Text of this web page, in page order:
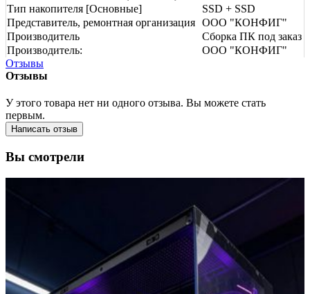
Тип накопителя [Основные]
SSD + SSD
Представитель, ремонтная организация ООО "КОНФИГ"
Производитель
Сборка ПК под заказ
Производитель:
ООО "КОНФИГ"
Отзывы
Отзывы
У этого товара нет ни одного отзыва. Вы можете стать
первым.
Написать отзыв
Вы смотрели